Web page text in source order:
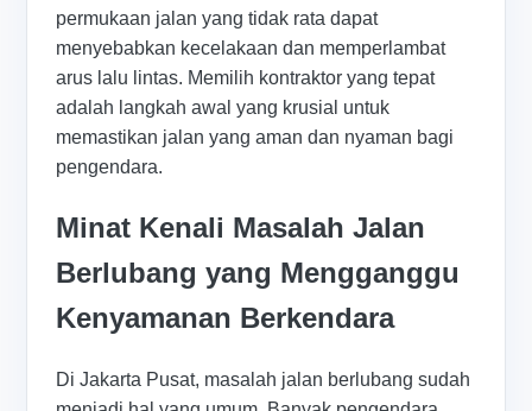
permukaan jalan yang tidak rata dapat
menyebabkan kecelakaan dan memperlambat
arus lalu lintas. Memilih kontraktor yang tepat
adalah langkah awal yang krusial untuk
memastikan jalan yang aman dan nyaman bagi
pengendara.
Minat Kenali Masalah Jalan
Berlubang yang Mengganggu
Kenyamanan Berkendara
Di Jakarta Pusat, masalah jalan berlubang sudah